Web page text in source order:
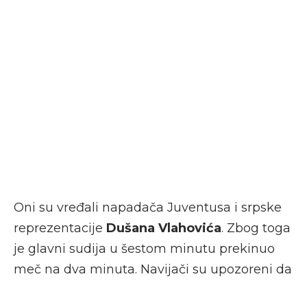
Oni su vređali napadača Juventusa i srpske
reprezentacije Dušana Vlahovića. Zbog toga
je glavni sudija u šestom minutu prekinuo
meč na dva minuta. Navijači su upozoreni da